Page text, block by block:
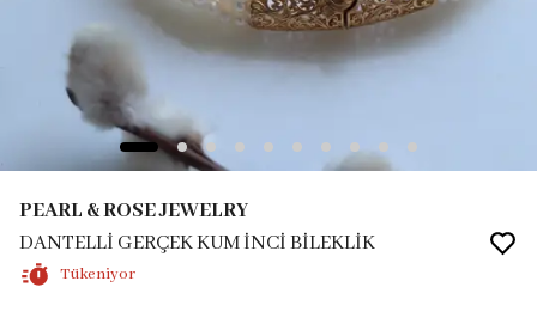
PEARL & ROSE JEWELRY
DANTELLİ GERÇEK KUM İNCİ BİLEKLİK
Tükeniyor